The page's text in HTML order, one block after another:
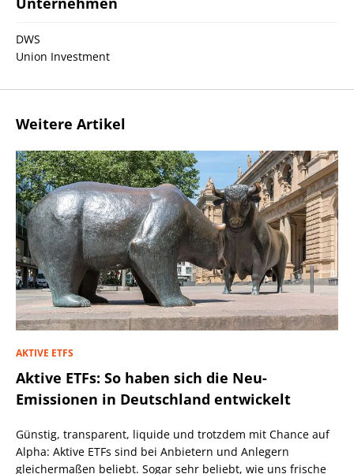
DWS
Union Investment
Weitere Artikel
AKTIVE ETFS
Aktive ETFs: So haben sich die Neu-
Emissionen in Deutschland entwickelt
Günstig, transparent, liquide und trotzdem mit Chance auf
Alpha: Aktive ETFs sind bei Anbietern und Anlegern
gleichermaßen beliebt. Sogar sehr beliebt, wie uns frische